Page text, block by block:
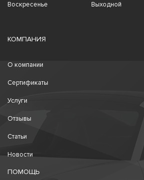
Воскресенье Выходной
КОМПАНИЯ
О компании
Сертификаты
Услуги
Отзывы
Статьи
Новости
ПОМОЩЬ